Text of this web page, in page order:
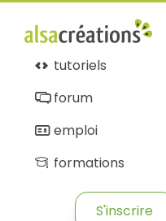
tutoriels
forum
emploi
formations
S'inscrire